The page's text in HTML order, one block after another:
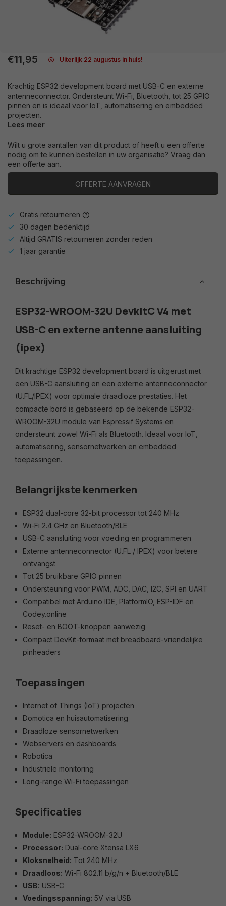
€11,95 Uiterlijk 22 augustus in huis!
Krachtig ESP32 development board met USB-C en externe
antenneconnector. Ondersteunt Wi-Fi, Bluetooth, tot 25 GPIO
pinnen en is ideaal voor IoT, automatisering en embedded
projecten.
Lees meer
Wilt u grote aantallen van dit product of heeft u een offerte
nodig om te kunnen bestellen in uw organisatie? Vraag dan
een offerte aan.
OFFERTE AANVRAGEN
Gratis retourneren
30 dagen bedenktijd
Altijd GRATIS retourneren zonder reden
1 jaar garantie
Beschrijving
ESP32-WROOM-32U DevkitC V4 met
USB-C en externe antenne aansluiting
(ipex)
Dit krachtige ESP32 development board is uitgerust met
een USB-C aansluiting en een externe antenneconnector
(U.FL/IPEX) voor optimale draadloze prestaties. Het
compacte bord is gebaseerd op de bekende ESP32-
WROOM-32U module van Espressif Systems en
ondersteunt zowel Wi-Fi als Bluetooth. Ideaal voor IoT,
automatisering, sensornetwerken en embedded
toepassingen.
Belangrijkste kenmerken
ESP32 dual-core 32-bit processor tot 240 MHz
Wi-Fi 2.4 GHz en Bluetooth/BLE
USB-C aansluiting voor voeding en programmeren
Externe antenneconnector (U.FL / IPEX) voor betere
ontvangst
Tot 25 bruikbare GPIO pinnen
Ondersteuning voor PWM, ADC, DAC, I2C, SPI en UART
Compatibel met Arduino IDE, PlatformIO, ESP-IDF en
Codey.online
Reset- en BOOT-knoppen aanwezig
Compact DevKit-formaat met breadboard-vriendelijke
pinheaders
Toepassingen
Internet of Things (IoT) projecten
Domotica en huisautomatisering
Draadloze sensornetwerken
Webservers en dashboards
Robotica
Industriële monitoring
Long-range Wi-Fi toepassingen
Specificaties
Module: ESP32-WROOM-32U
Processor: Dual-core Xtensa LX6
Kloksnelheid: Tot 240 MHz
Draadloos: Wi-Fi 802.11 b/g/n + Bluetooth/BLE
USB: USB-C
Voedingsspanning: 5V via USB